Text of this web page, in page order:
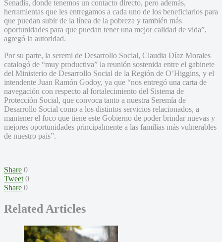
Senadis, donde tenemos un contacto directo, pero además,
herramientas que les entregamos a cada uno de los beneficiarios para
que puedan subir de la línea de la pobreza y también más
oportunidades para que puedan tener una mejor calidad de vida”,
agregó la autoridad.
Por su parte, la seremi de Desarrollo Social, Claudia Díaz Morales
catalogó de “muy productiva” la reunión sostenida entre el gabinete
del Ministerio de Desarrollo Social de la Región de O’Higgins, y el
intendente Juan Ramón Godoy, ya que “nos entregó una carta de
navegación con respecto al fortalecimiento del Sistema de
Protección Social, que convoca tanto a nuestra Seremía de
Desarrollo Social como a los distintos servicios relacionados, a
mantener el foco que tiene este Gobierno de poder brindar nuevas y
mejores oportunidades principalmente a las familias más vulnerables
de nuestro país”.
Share 0
Tweet 0
Share 0
Related Articles